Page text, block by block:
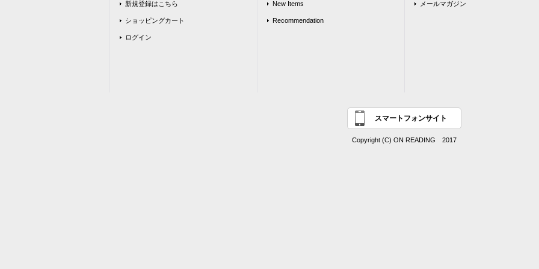
新規登録はこちら
ショッピングカート
ログイン
New Items
Recommendation
メールマガジン
スマートフォンサイト
Copyright (C) ON READING 2017